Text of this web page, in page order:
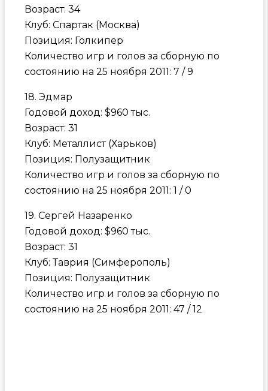
Возраст: 34
Клуб: Спартак (Москва)
Позиция: Голкипер
Количество игр и голов за сборную по
состоянию на 25 ноября 2011: 7 / 9
18. Эдмар
Годовой доход: $960 тыс.
Возраст: 31
Клуб: Металлист (Харьков)
Позиция: Полузащитник
Количество игр и голов за сборную по
состоянию на 25 ноября 2011: 1 / 0
19. Сергей Назаренко
Годовой доход: $960 тыс.
Возраст: 31
Клуб: Таврия (Симферополь)
Позиция: Полузащитник
Количество игр и голов за сборную по
состоянию на 25 ноября 2011: 47 / 12